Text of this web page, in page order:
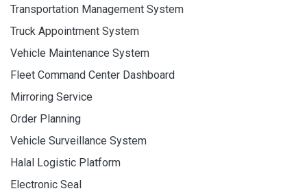
Transportation Management System
Truck Appointment System
Vehicle Maintenance System
Fleet Command Center Dashboard
Mirroring Service
Order Planning
Vehicle Surveillance System
Halal Logistic Platform
Electronic Seal